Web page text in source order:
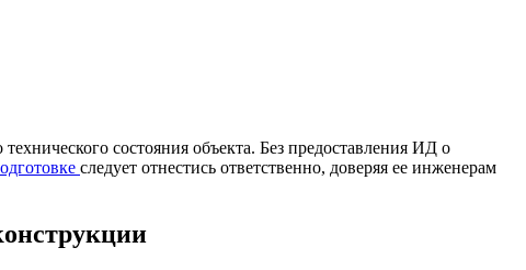
состояния объекта. Без предоставления ИД о
следует отнестись ответственно, доверяя ее инженерам